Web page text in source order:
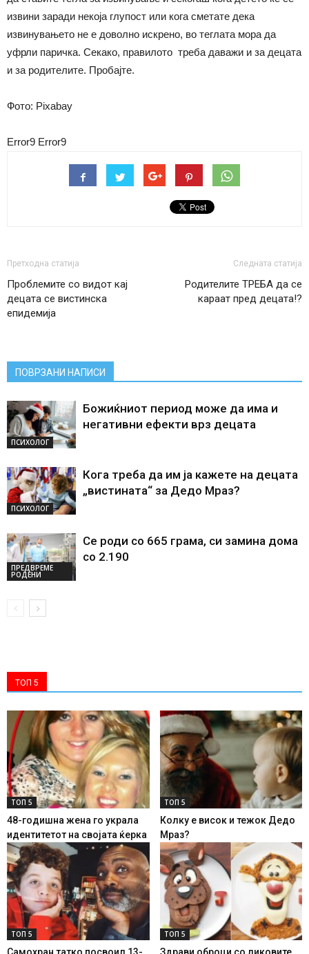
извини заради некоја глупост или кога сметате дека
извинувањето не е доволно искрено, во теглата мора да
уфрли паричка. Секако, правилото треба даважи и за децата
и за родителите. Пробајте.
Фото: Pixabay
Error9 Error9
Претходна статија
Проблемите со видот кај
децата се вистинска
епидемија
Следната статија
Родителите ТРЕБА да се
караат пред децата!?
ПОВРЗАНИ НАПИСИ
ПСИХОЛОГ
Божиќниот период може да има и
негативни ефекти врз децата
ПСИХОЛОГ
Кога треба да им ја кажете на децата
„вистината“ за Дедо Мраз?
ПРЕДВРЕМЕ
РОДЕНИ
Се роди со 665 грама, си замина дома
со 2.190
ТОП 5
ТОП 5
48-годишна жена го украла
идентитетот на својата ќерка
ТОП 5
Колку е висок и тежок Дедо
Мраз?
ТОП 5 ТОП 5